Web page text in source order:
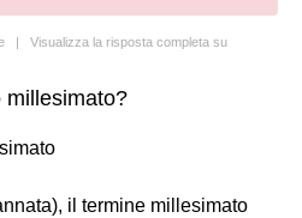
| Visualizza la risposta completa su
millesimato?
il termine millesimato